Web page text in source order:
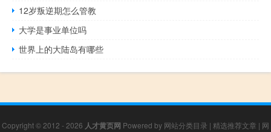
12岁叛逆期怎么管教
大学是事业单位吗
世界上的大陆岛有哪些
Copyright © 2012 - 2026 人才黄页网 Powered by 网站分类目录 | 精选推荐文章 | 网